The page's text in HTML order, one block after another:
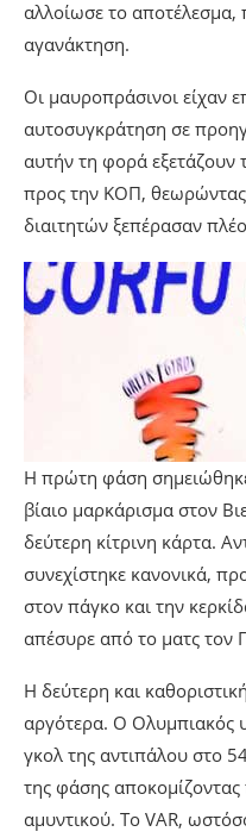
αλλοίωσε το
αγανάκτηση.
Οι μαυροπράσινοι είχαν
αυτοσυγκράτηση σε
αυτήν τη φορά εξετάζουν
προς την ΚΟΠ,
διαιτητών ξεπέρασαν
Η πρώτη φάση
βίαιο μαρκάρισμα στον
δεύτερη κίτρινη κάρτα.
συνεχίστηκε κανονικά,
στον πάγκο και την
απέσυρε από το ματς τον
Η δεύτερη και
αργότερα. Ο Ολυμπιακός
γκολ της αντιπάλου στο
της φάσης αποκομίζοντας
αμυντικού. Το VAR,